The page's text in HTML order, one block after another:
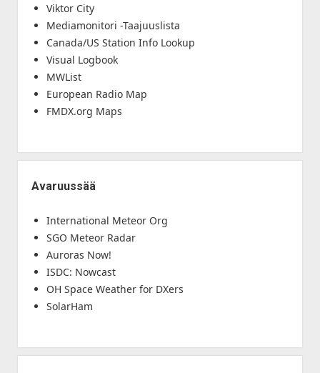
Viktor City
Mediamonitori -Taajuuslista
Canada/US Station Info Lookup
Visual Logbook
MWList
European Radio Map
FMDX.org Maps
Avaruussää
International Meteor Org
SGO Meteor Radar
Auroras Now!
ISDC: Nowcast
OH Space Weather for DXers
SolarHam